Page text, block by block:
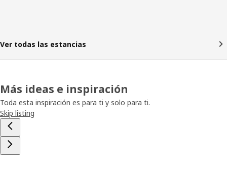
Ver todas las estancias
Más ideas e inspiración
Toda esta inspiración es para ti y solo para ti.
Skip listing